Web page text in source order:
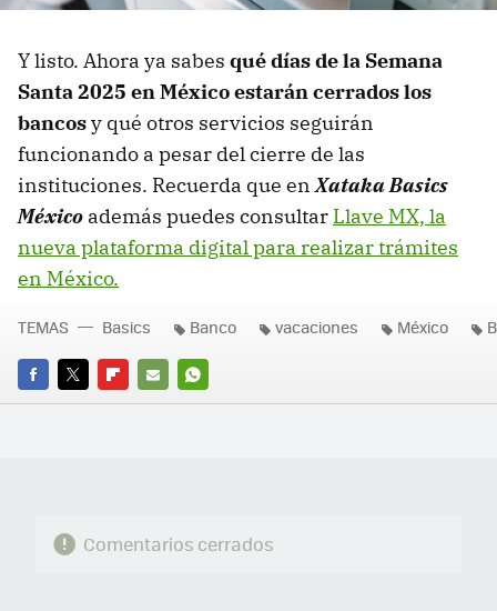
Y listo. Ahora ya sabes qué días de la Semana
Santa 2025 en México estarán cerrados los
bancosy qué otros servicios seguirán
funcionando a pesar del cierre de las
instituciones. Recuerda que enXataka Basics
México además puedes consultar Llave MX, la
nueva plataforma digital para realizar trámites
en México.
FACEBOOK
TWITTERFLIPBOARD
E-
WHATSAPP
TEMAS Basics Banco vacaciones México
Comentarios cerrados